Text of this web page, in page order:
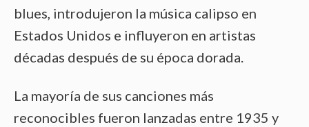
blues, introdujeron la música calipso en
Estados Unidos e influyeron en artistas
décadas después de su época dorada.
La mayoría de sus canciones más
reconocibles fueron lanzadas entre 1935 y